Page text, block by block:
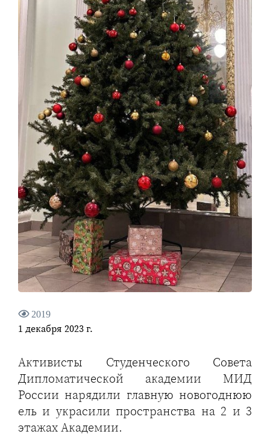
2019
1 декабря 2023 г.
Активисты Студенческого Совета
Дипломатической академии МИД
России нарядили главную новогоднюю
ель и украсили пространства на 2 и 3
этажах Академии.